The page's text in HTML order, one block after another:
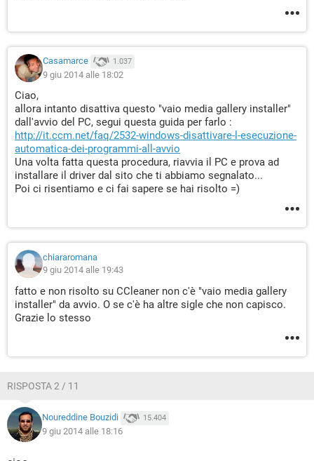
Casamarce 1.037
9 giu 2014 alle 18:02
Ciao,
allora intanto disattiva questo "vaio media gallery installer"
dall'avvio del PC, segui questa guida per farlo :
http://it.ccm.net/faq/2532-windows-disattivare-l-esecuzione-
automatica-dei-programmi-all-avvio
Una volta fatta questa procedura, riavvia il PC e prova ad
installare il driver dal sito che ti abbiamo segnalato...
Poi ci risentiamo e ci fai sapere se hai risolto =)
chiararomana
9 giu 2014 alle 19:43
fatto e non risolto su CCleaner non c'è "vaio media gallery
installer" da avvio. O se c'è ha altre sigle che non capisco.
Grazie lo stesso
RISPOSTA 2 / 11
Noureddine Bouzidi 15.404
9 giu 2014 alle 18:16